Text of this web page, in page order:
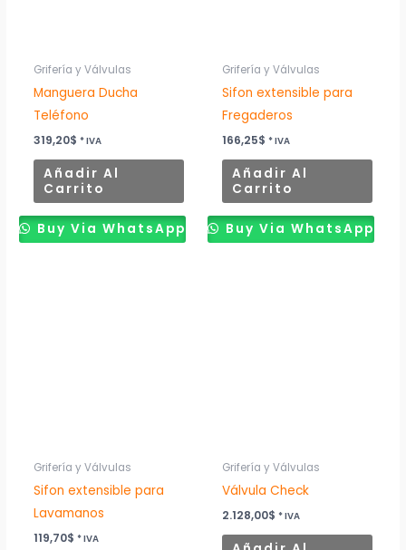
Grifería y Válvulas
Manguera Ducha
Teléfono
319,20$ * IVA
Añadir Al
Carrito
Buy Via WhatsApp
Grifería y Válvulas
Sifon extensible para
Fregaderos
166,25$ * IVA
Añadir Al
Carrito
Buy Via WhatsApp
Grifería y Válvulas
Sifon extensible para
Lavamanos
119,70$ * IVA
Grifería y Válvulas
Válvula Check
2.128,00$ * IVA